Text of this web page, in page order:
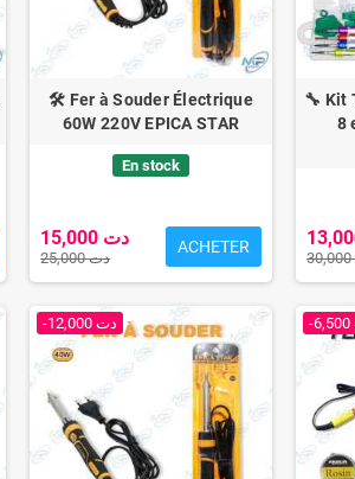
🛠️ Fer à Souder Électrique
60W 220V EPICA STAR
En stock
15,000 دت
25,000 دت
ACHETER
🔧 Kit
8
-12,000 دت